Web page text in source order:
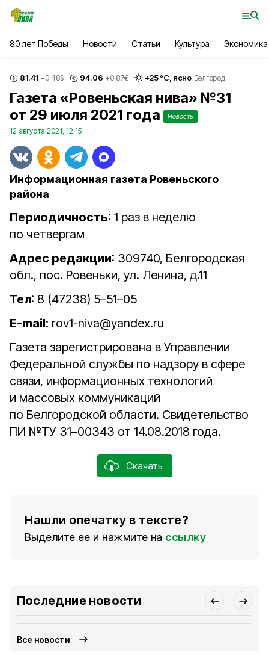
80 лет Победы Новости Статьи Культура Экономика
81.41 +0.48$ 94.06 +0.87€ +25°С, ясно Белгород
Газета «Ровеньская нива» №31
от 29 июля 2021 года
Новость
12 августа 2021, 12:15
Информационная газета Ровеньского
района
Периодичность: 1 раз в неделю
по четвергам
Адрес редакции: 309740, Белгородская
обл., пос. Ровеньки, ул. Ленина, д.11
Тел: 8 (47238) 5–51–05
E-mail: rov1-niva@yandex.ru
Газета зарегистрирована в Управлении
Федеральной службы по надзору в сфере
связи, информационных технологий
и массовых коммуникаций
по Белгородской области. Свидетельство
ПИ №ТУ 31–00343 от 14.08.2018 года.
Скачать
Нашли опечатку в тексте?
Выделите ее и нажмите на ссылку
Последние новости
Все новости